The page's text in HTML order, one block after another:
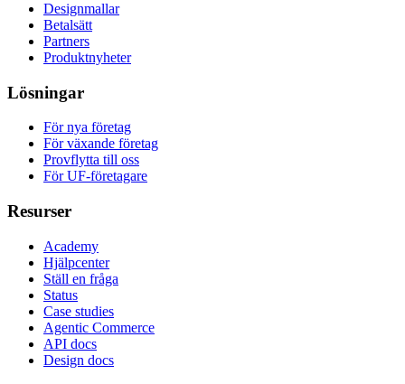
Designmallar
Betalsätt
Partners
Produktnyheter
Lösningar
För nya företag
För växande företag
Provflytta till oss
För UF-företagare
Resurser
Academy
Hjälpcenter
Ställ en fråga
Status
Case studies
Agentic Commerce
API docs
Design docs